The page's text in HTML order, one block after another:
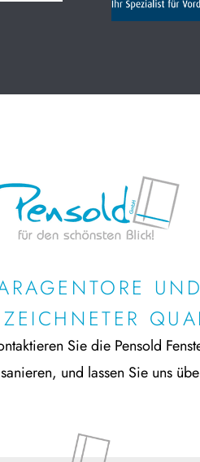
Sie die Pensold
und lassen Sie uns